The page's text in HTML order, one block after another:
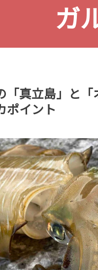
ガ
「真立島」と「
ポイント